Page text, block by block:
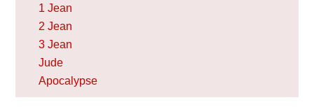
1 Jean
2 Jean
3 Jean
Jude
Apocalypse